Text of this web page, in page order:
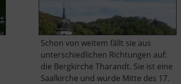
Schon von weitem fällt sie aus
unterschiedlichen Richtungen auf:
die Bergkirche Tharandt. Sie ist eine
Saalkirche und wurde Mitte des 17.